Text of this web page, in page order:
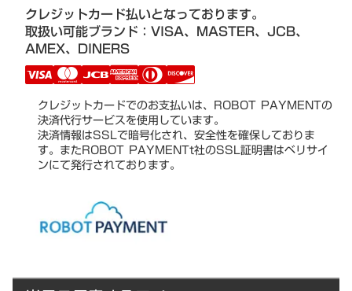
クレジットカード払いとなっております。
取扱い可能ブランド：VISA、MASTER、JCB、
AMEX、DINERS
クレジットカードでのお支払いは、ROBOT PAYMENTの
決済代行サービスを使用しています。
決済情報はSSLで暗号化され、安全性を確保しておりま
す。またROBOT PAYMENTt社のSSL証明書はベリサイ
ンにて発行されております。